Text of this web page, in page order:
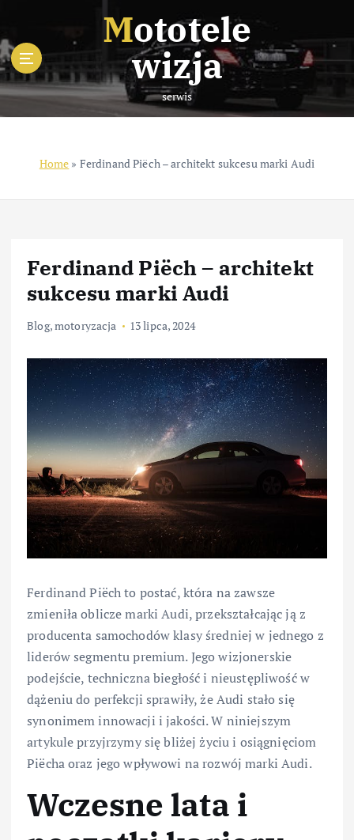
i
p
t
o
c
Mototele
wizja
serwis
Home » Ferdinand Piëch – architekt sukcesu marki Audi
Ferdinand Piëch – architekt
sukcesu marki Audi
Blog,motoryzacja 13 lipca, 2024
Ferdinand Piëch to postać, która na zawsze
zmieniła oblicze marki Audi, przekształcając ją z
producenta samochodów klasy średniej w jednego z
liderów segmentu premium. Jego wizjonerskie
podejście, techniczna biegłość i nieustępliwość w
dążeniu do perfekcji sprawiły, że Audi stało się
synonimem innowacji i jakości. W niniejszym
artykule przyjrzymy się bliżej życiu i osiągnięciom
Piëcha oraz jego wpływowi na rozwój marki Audi.
Wczesne lata i